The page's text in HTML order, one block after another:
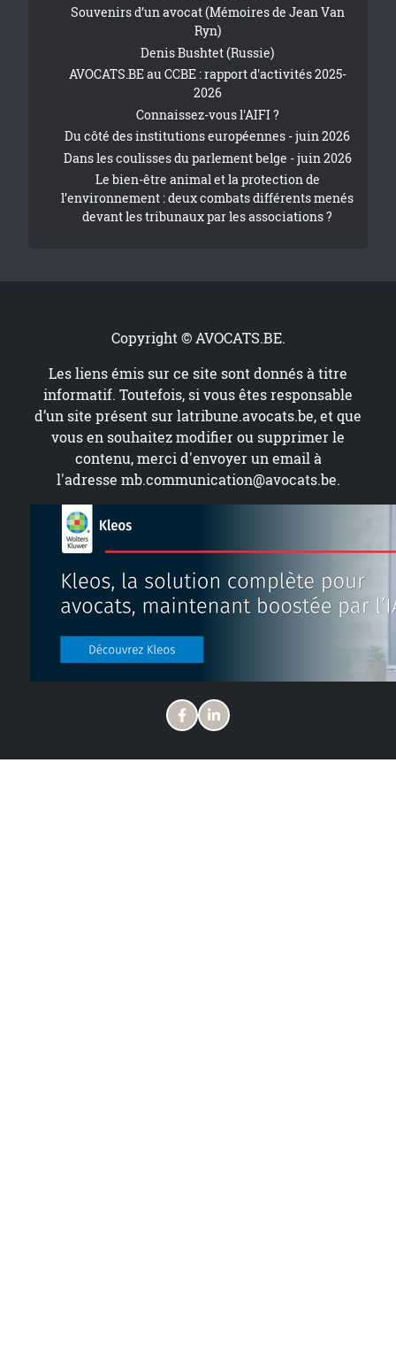
Souvenirs d’un avocat (Mémoires de Jean Van
Ryn)
Denis Bushtet (Russie)
AVOCATS.BE au CCBE : rapport d'activités 2025-
2026
Connaissez-vous l'AIFI ?
Du côté des institutions européennes - juin 2026
Dans les coulisses du parlement belge - juin 2026
Le bien-être animal et la protection de
l’environnement : deux combats différents menés
devant les tribunaux par les associations ?
Copyright © AVOCATS.BE.
Les liens émis sur ce site sont donnés à titre
informatif. Toutefois, si vous êtes responsable
d’un site présent surlatribune.avocats.be, et que
vous en souhaitez modifier ou supprimer le
contenu, merci d'envoyer un email à
l'adresse mb.communication@avocats.be.